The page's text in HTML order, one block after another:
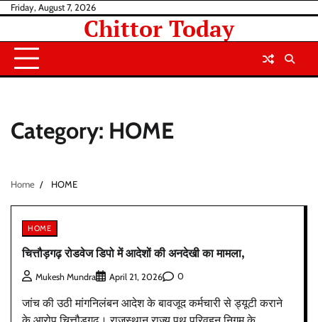
Skip
content
Friday, August 7, 2026
Chittor Today
Category: HOME
Home HOME
HOME
चित्तौड़गढ़ रोडवेज डिपो में आदेशों की अनदेखी का मामला,
Mukesh Mundra April 21, 2026 0
जांच की उठी मांगनिलंबन आदेश के बावजूद कर्मचारी से ड्यूटी कराने